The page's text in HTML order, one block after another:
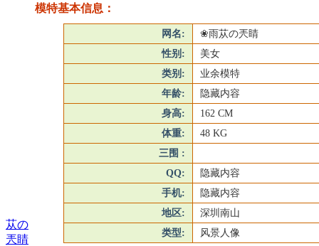
苁の
兲睛
模特基本信息：
网名:
❀雨苁の兲睛
性别:
美女
类别:
业余模特
年龄:
隐藏内容
身高:
162 CM
体重:
48 KG
三围 :
QQ:
隐藏内容
手机:
隐藏内容
地区:
深圳南山
类型:
风景人像